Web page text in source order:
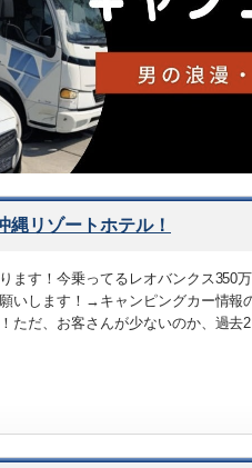
縄リゾートホテル！
ます！今乗ってるレオバンクス350
いします！→キャンピングカー情
ただ、お客さんが少ないのか、過